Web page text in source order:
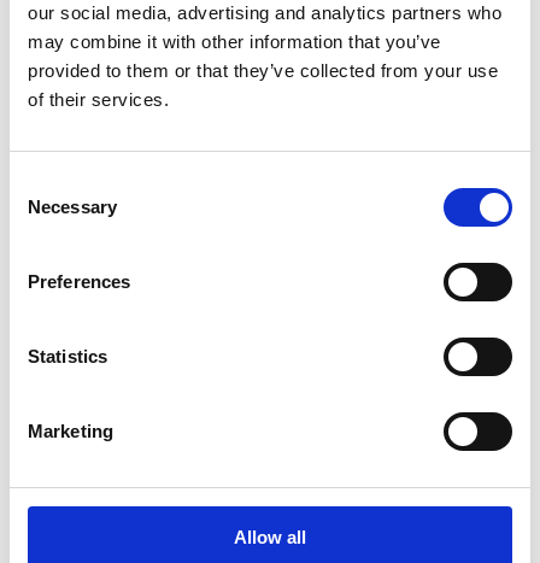
our social media, advertising and analytics partners who
may combine it with other information that you’ve
provided to them or that they’ve collected from your use
of their services.
Selection
Necessary
Preferences
Statistics
Marketing
Allow all
Door repetitieve taken zoals goedkeuringsprocessen
en factuurverwerking te automatiseren, helptE-
procurementmedewerkers zich te concentreren op
risico op menselijke fouten, verbetert de naleving
nauwkeurigere verwerking van bestellingen.
efficiënter beheren. Doordat alle inkooptransacties
digitaal worden geregistreerd en geanalyseerd,
besparingsmogelijkheden. Dit helpt niet alleen om
kosten te verlagen, maar voorkomt ook